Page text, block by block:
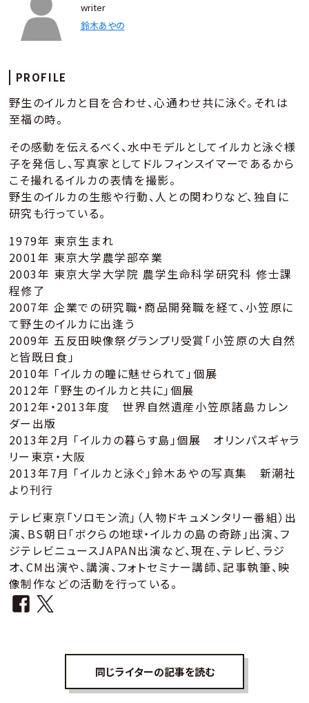
writer
鈴木あやの
PROFILE
野生のイルカと目を合わせ、心通わせ共に泳ぐ。それは
至福の時。
その感動を伝えるべく、水中モデルとしてイルカと泳ぐ様
子を発信し、写真家としてドルフィンスイマーであるから
こそ撮れるイルカの表情を撮影。
野生のイルカの生態や行動、人との関わりなど、独自に
研究も行っている。
1979年 東京生まれ
2001年 東京大学農学部卒業
2003年 東京大学大学院 農学生命科学研究科 修士課
程修了
2007年 企業での研究職・商品開発職を経て、小笠原に
て野生のイルカに出逢う
2009年 五反田映像祭グランプリ受賞「小笠原の大自然
と皆既日食」
2010年 「イルカの瞳に魅せられて」個展
2012年 「野生のイルカと共に」個展
2012年・2013年度 世界自然遺産小笠原諸島カレン
ダー出版
2013年2月 「イルカの暮らす島」個展 オリンパスギャラ
リー東京・大阪
2013年7月 「イルカと泳ぐ」鈴木あやの写真集 新潮社
より刊行
テレビ東京「ソロモン流」（人物ドキュメンタリー番組）出
演、BS朝日「ボクらの地球・イルカの島の奇跡」出演、フ
ジテレビニュースJAPAN出演など、現在、テレビ、ラジ
オ、CM出演や、講演、フォトセミナー講師、記事執筆、映
像制作などの活動を行っている。
同じライターの記事を読む